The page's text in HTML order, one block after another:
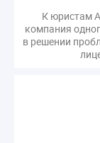
Госуслуги
ЖК
РСО
мероприятия
Всероссийское
К юристам
компания
в решении